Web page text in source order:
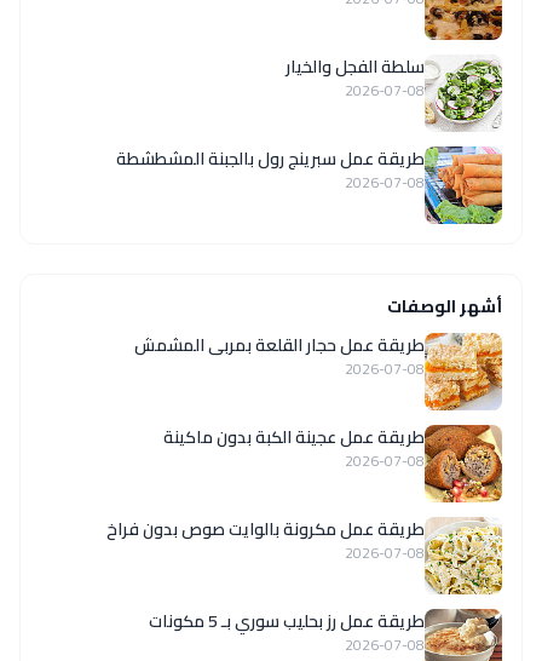
سلطة الفجل والخيار
2026-07-08
طريقة عمل سبرينج رول بالجبنة المشطشطة
2026-07-08
أشهر الوصفات
طريقة عمل حجار القلعة بمربى المشمش
2026-07-08
طريقة عمل عجينة الكبة بدون ماكينة
2026-07-08
طريقة عمل مكرونة بالوايت صوص بدون فراخ
2026-07-08
طريقة عمل رز بحليب سوري بـ 5 مكونات
2026-07-08